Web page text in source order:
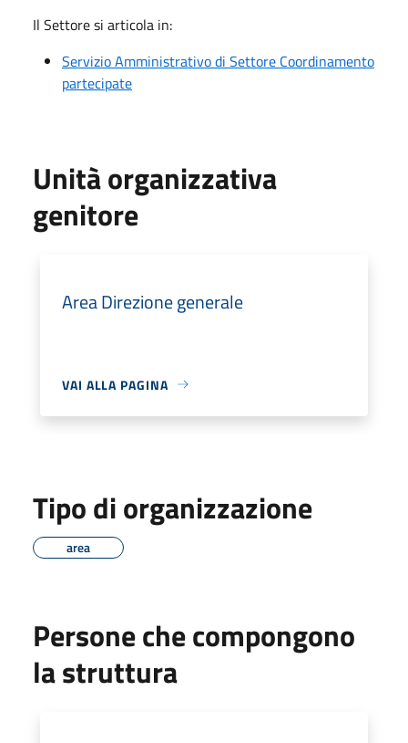
Il Settore si articola in:
Servizio Amministrativo di Settore Coordinamento
partecipate
Unità organizzativa
genitore
Area Direzione generale
VAI ALLA PAGINA
Tipo di organizzazione
area
Persone che compongono
la struttura